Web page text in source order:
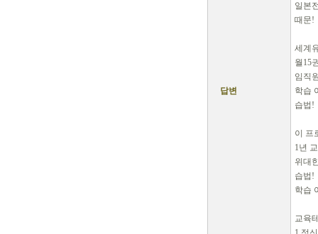
답변
일본
때문!
세계
월15
임직
학습
습법!
이 프
1년
위대
습법!
학습
교육